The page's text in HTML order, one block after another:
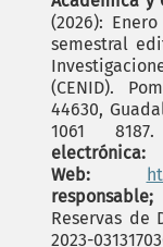
(2026):
semestral
(CENID).
44630,
1061
Web:
responsable;
Reservas de
2023-